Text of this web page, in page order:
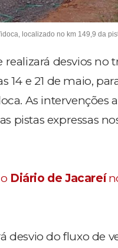
localizado no km 149,9 da
desvios no
14 e 21 de maio,
As intervenções
pistas expressas
Diário de Jacareí
desvio do fluxo de